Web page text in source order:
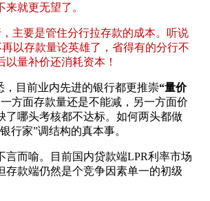
就更无望了。
主要是管住分行拉存款的成本。听说
以存款量论英雄了，省得有的分行不
量补价还消耗资本！
，目前业内先进的银行都更推崇“量价
方面存款量还是不能减，另一方面价
了哪头考核都不达标。如何两头都做
行家”调结构的真本事。
言而喻。目前国内贷款端LPR利率市场
存款端仍然是个竞争因素单一的初级